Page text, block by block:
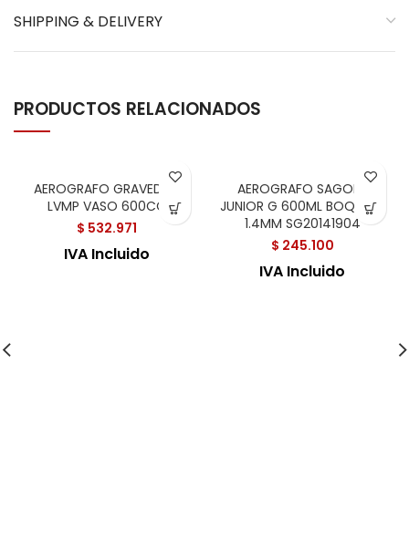
SHIPPING & DELIVERY
PRODUCTOS RELACIONADOS
AEROGRAFO GRAVEDAD
LVMP VASO 600CC
$ 532.971
IVA Incluido
AEROGRAFO SAGOLA
JUNIOR G 600ML BOQUILLA
1.4MM SG20141904
$ 245.100
IVA Incluido